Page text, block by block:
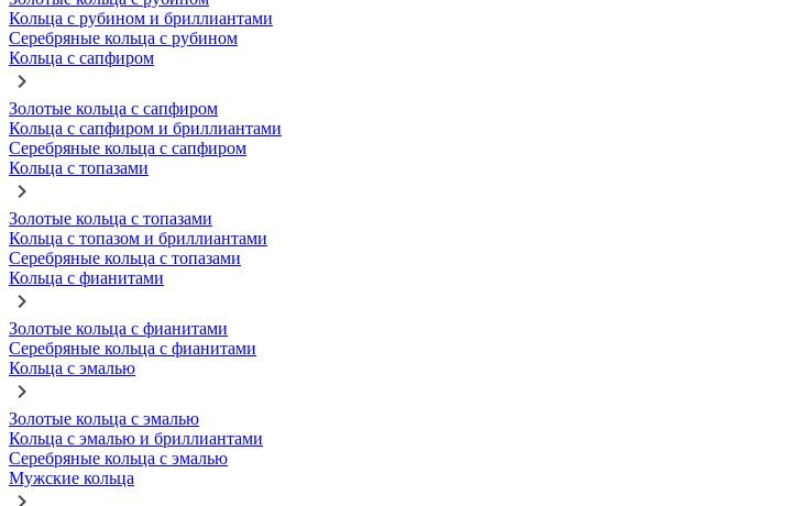
Кольца с рубином и бриллиантами
Серебряные кольца с рубином
Кольца с сапфиром
Золотые кольца с сапфиром
Кольца с сапфиром и бриллиантами
Серебряные кольца с сапфиром
Кольца с топазами
Золотые кольца с топазами
Кольца с топазом и бриллиантами
Серебряные кольца с топазами
Кольца с фианитами
Золотые кольца с фианитами
Серебряные кольца с фианитами
Кольца с эмалью
Золотые кольца с эмалью
Кольца с эмалью и бриллиантами
Серебряные кольца с эмалью
Мужские кольца